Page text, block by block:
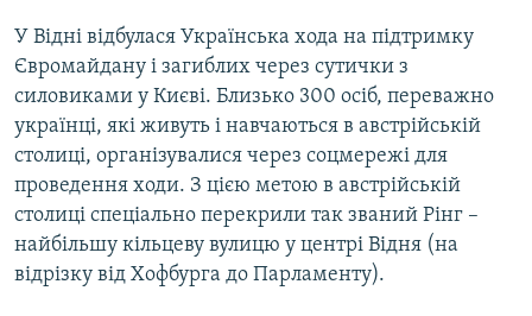
ІНФОГРАФІКА
ДОЛУЧАЙСЯ!
Усі сайти RFE/RL
У Відні відбулася Українська хода на підтримку
Євромайдану і загиблих через сутички з
силовиками у Києві. Близько 300 осіб, переважно
українці, які живуть і навчаються в австрійській
столиці, організувалися через соцмережі для
проведення ходи. З цією метою в австрійській
столиці спеціально перекрили так званий Рінг –
найбільшу кільцеву вулицю у центрі Відня (на
відрізку від Хофбурга до Парламенту).